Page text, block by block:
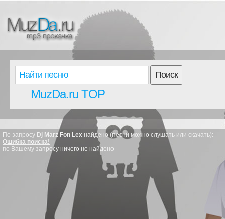
Поиск
MuzDa.ru TOP
По запросу Dj Marz Fon Lex найдено (песни можно слушать или скачать):
Ошибка поиска!
по Вашему запросу ничего не найдено